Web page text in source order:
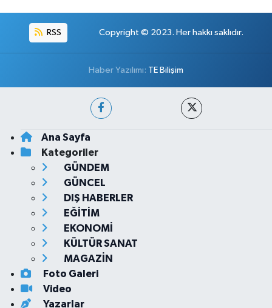
RSS Copyright © 2023. Her hakkı saklıdır.
Haber Yazılımı: TE Bilişim
Ana Sayfa
Kategoriler
GÜNDEM
GÜNCEL
DIŞ HABERLER
EĞİTİM
EKONOMİ
KÜLTÜR SANAT
MAGAZİN
Foto Galeri
Video
Yazarlar